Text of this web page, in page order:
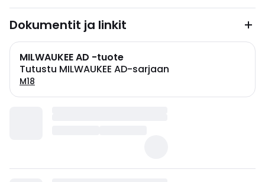
Dokumentit ja linkit
MILWAUKEE AD -tuote
Tutustu MILWAUKEE AD-sarjaan
M18